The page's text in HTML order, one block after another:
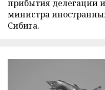
прибытия делегации
министра
Сибига.